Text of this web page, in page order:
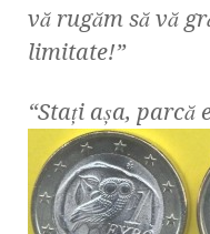
vă rugăm să vă
limitate!”
“Staţi aşa, parcă